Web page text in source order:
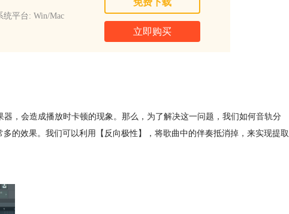
统平台: Win/Mac
免费下载
立即购买
，会造成播放时卡顿的现象。那么，为了解决这一问题，我们如何音轨分
的效果。我们可以利用【反向极性】，将歌曲中的伴奏抵消掉，来实现提取